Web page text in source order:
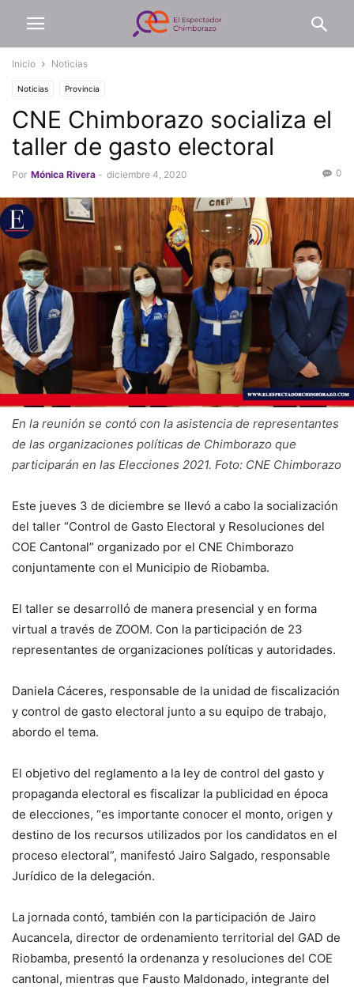
Inicio Noticias
Noticias Provincia
CNE Chimborazo socializa el
taller de gasto electoral
Por Mónica Rivera - diciembre 4, 2020 0
En la reunión se contó con la asistencia de representantes
de las organizaciones políticas de Chimborazo que
participarán en las Elecciones 2021. Foto: CNE Chimborazo
Este jueves 3 de diciembre se llevó a cabo la socialización
del taller “Control de Gasto Electoral y Resoluciones del
COE Cantonal” organizado por el CNE Chimborazo
conjuntamente con el Municipio de Riobamba.
El taller se desarrolló de manera presencial y en forma
virtual a través de ZOOM. Con la participación de 23
representantes de organizaciones políticas y autoridades.
Daniela Cáceres, responsable de la unidad de fiscalización
y control de gasto electoral junto a su equipo de trabajo,
abordo el tema.
El objetivo del reglamento a la ley de control del gasto y
propaganda electoral es fiscalizar la publicidad en época
de elecciones, “es importante conocer el monto, origen y
destino de los recursos utilizados por los candidatos en el
proceso electoral”, manifestó Jairo Salgado, responsable
Jurídico de la delegación.
La jornada contó, también con la participación de Jairo
Aucancela, director de ordenamiento territorial del GAD de
Riobamba, presentó la ordenanza y resoluciones del COE
cantonal, mientras que Fausto Maldonado, integrante del